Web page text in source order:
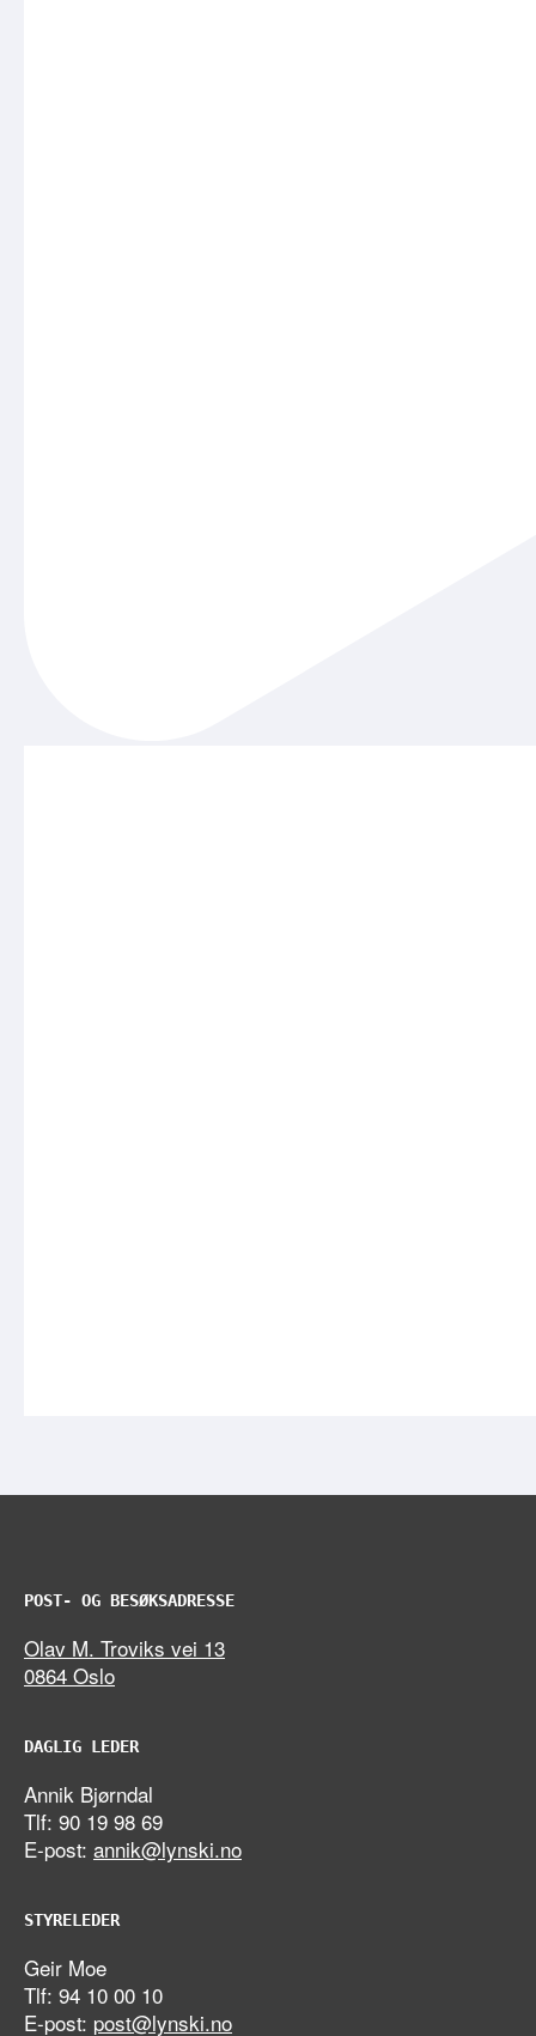
POST- OG BESØKSADRESSE
Olav M. Troviks vei 13
0864 Oslo
DAGLIG LEDER
Annik Bjørndal
Tlf: 90 19 98 69
E-post: annik@lynski.no
STYRELEDER
Geir Moe
Tlf: 94 10 00 10
E-post: post@lynski.no